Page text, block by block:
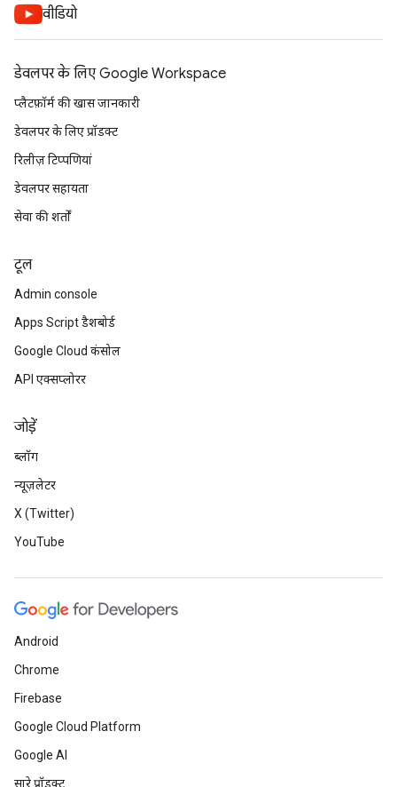
वीडियो
डेवलपर के लिए Google Workspace
प्लैटफ़ॉर्म की खास जानकारी
डेवलपर के लिए प्रॉडक्ट
रिलीज़ टिप्पणियां
डेवलपर सहायता
सेवा की शर्तों
टूल
Admin console
Apps Script डैशबोर्ड
Google Cloud कंसोल
API एक्सप्लोरर
जोड़ें
ब्लॉग
न्यूज़लेटर
X (Twitter)
YouTube
Android
Chrome
Firebase
Google Cloud Platform
Google AI
सारे प्रॉडक्ट